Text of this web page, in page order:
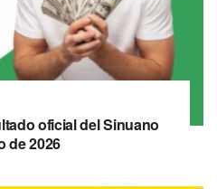
oficial del Sinuano
de 2026